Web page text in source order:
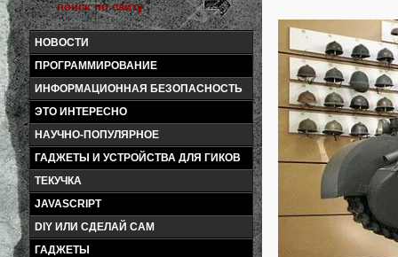
НОВОСТИ
ПРОГРАММИРОВАНИЕ
ИНФОРМАЦИОННАЯ БЕЗОПАСНОСТЬ
ЭТО ИНТЕРЕСНО
НАУЧНО-ПОПУЛЯРНОЕ
ГАДЖЕТЫ И УСТРОЙСТВА ДЛЯ ГИКОВ
ТЕКУЧКА
JAVASCRIPT
DIY ИЛИ СДЕЛАЙ САМ
ГАДЖЕТЫ